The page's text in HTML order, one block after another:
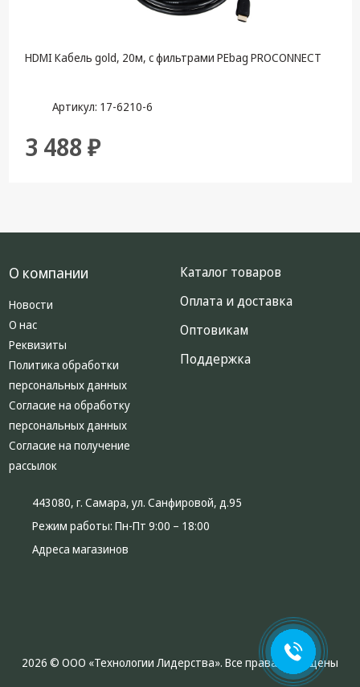
HDMI Кабель gold, 20м, с фильтрами PEbag PROCONNECT
Артикул: 17-6210-6
3 488 ₽
О компании
Новости
О нас
Реквизиты
Политика обработки
персональных данных
Согласие на обработку
персональных данных
Согласие на получение
рассылок
Каталог товаров
Оплата и доставка
Оптовикам
Поддержка
443080, г. Самара, ул. Санфировой, д.95
Режим работы: Пн-Пт 9:00 – 18:00
Адреса магазинов
2026 © ООО «Технологии Лидерства». Все права защищены